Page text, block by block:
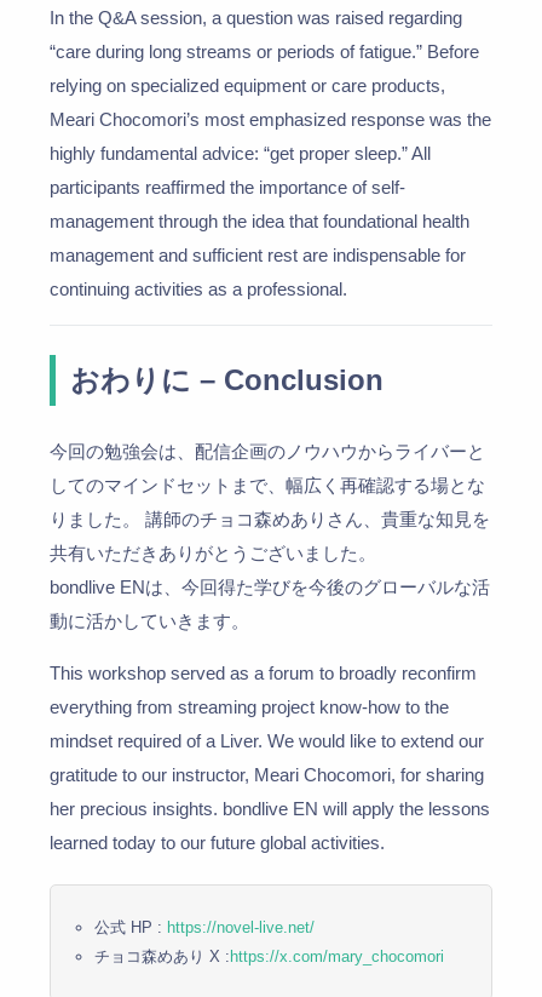
In the Q&A session, a question was raised regarding
“care during long streams or periods of fatigue.” Before
relying on specialized equipment or care products,
Meari Chocomori’s most emphasized response was the
highly fundamental advice: “get proper sleep.” All
participants reaffirmed the importance of self-
management through the idea that foundational health
management and sufficient rest are indispensable for
continuing activities as a professional.
おわりに – Conclusion
今回の勉強会は、配信企画のノウハウからライバーと
してのマインドセットまで、幅広く再確認する場とな
りました。 講師のチョコ森めありさん、貴重な知見を
共有いただきありがとうございました。
bondlive ENは、今回得た学びを今後のグローバルな活
動に活かしていきます。
This workshop served as a forum to broadly reconfirm
everything from streaming project know-how to the
mindset required of a Liver. We would like to extend our
gratitude to our instructor, Meari Chocomori, for sharing
her precious insights. bondlive EN will apply the lessons
learned today to our future global activities.
公式 HP : https://novel-live.net/
チョコ森めあり X : https://x.com/mary_chocomori